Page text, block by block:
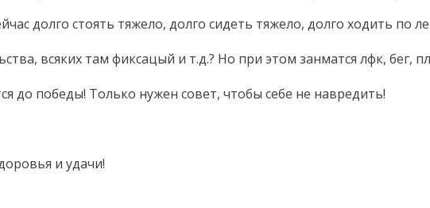
долго стоять тяжело, долго сидеть тяжело, долго ходить по
всяких там фиксацый и т.д.? Но при этом занматся лфк, бег,
до победы! Только нужен совет, чтобы себе не навредить!
и удачи!